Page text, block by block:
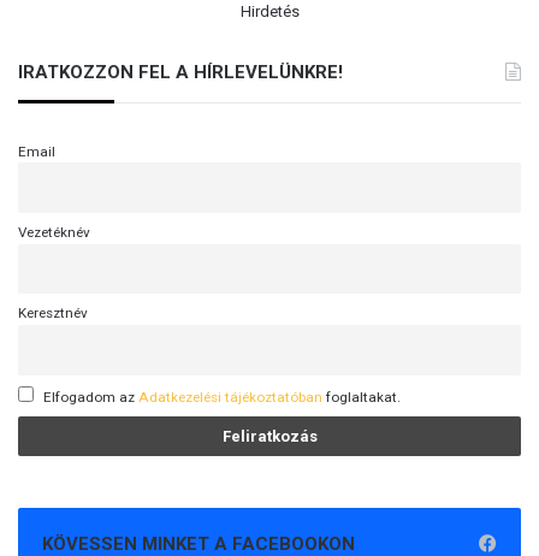
Hirdetés
IRATKOZZON FEL A HÍRLEVELÜNKRE!
Email
Vezetéknév
Keresztnév
Elfogadom az Adatkezelési tájékoztatóban foglaltakat.
KÖVESSEN MINKET A FACEBOOKON